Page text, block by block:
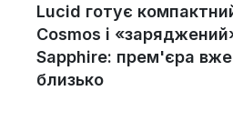
Lucid готує
Cosmos і
Sapphire: прем'єра вже
близько